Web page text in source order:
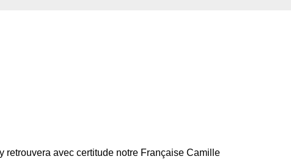
retrouvera avec certitude notre Française Camille